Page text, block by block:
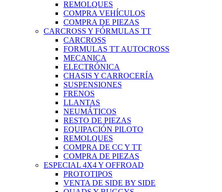
REMOLQUES
COMPRA VEHÍCULOS
COMPRA DE PIEZAS
CARCROSS Y FÓRMULAS TT
CARCROSS
FORMULAS TT AUTOCROSS
MECANICA
ELECTRÓNICA
CHASIS Y CARROCERÍA
SUSPENSIONES
FRENOS
LLANTAS
NEUMÁTICOS
RESTO DE PIEZAS
EQUIPACIÓN PILOTO
REMOLQUES
COMPRA DE CC Y TT
COMPRA DE PIEZAS
ESPECIAL 4X4 Y OFFROAD
PROTOTIPOS
VENTA DE SIDE BY SIDE